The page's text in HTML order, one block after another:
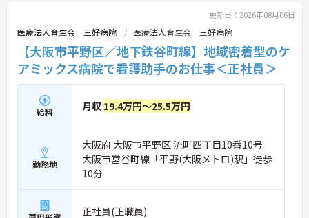
更新日：2026年08月06日
医療法人育生会 三好病院 医療法人育生会 三好病院
【大阪市平野区／地下鉄谷町線】地域密着型のケ
アミックス病院で看護助手のお仕事＜正社員＞
給料 月収 19.4万円～25.5万円
勤務地
大阪府 大阪市平野区 流町四丁目10番10号
大阪市営谷町線「平野(大阪メトロ)駅」徒歩
10分
正社員(正職員)